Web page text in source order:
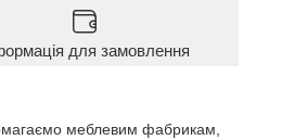
для замовлення
меблевим фабрикам,